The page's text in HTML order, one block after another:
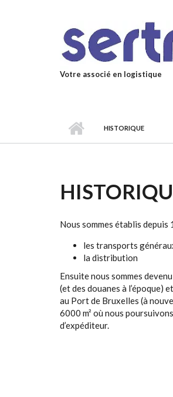
Votre associé en logistique
HISTORIQUE
Nous sommes établis
les transports
la distribution
Ensuite nous sommes
(et des douanes à l’époque)
au Port de Bruxelles (à
6000 m² où nous
d’expéditeur.